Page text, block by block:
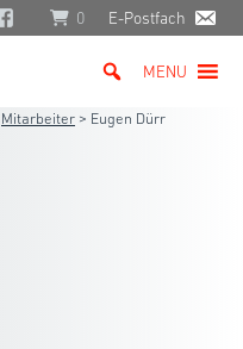
0 E-Postfach
MENU
Mitarbeiter > Eugen Dürr